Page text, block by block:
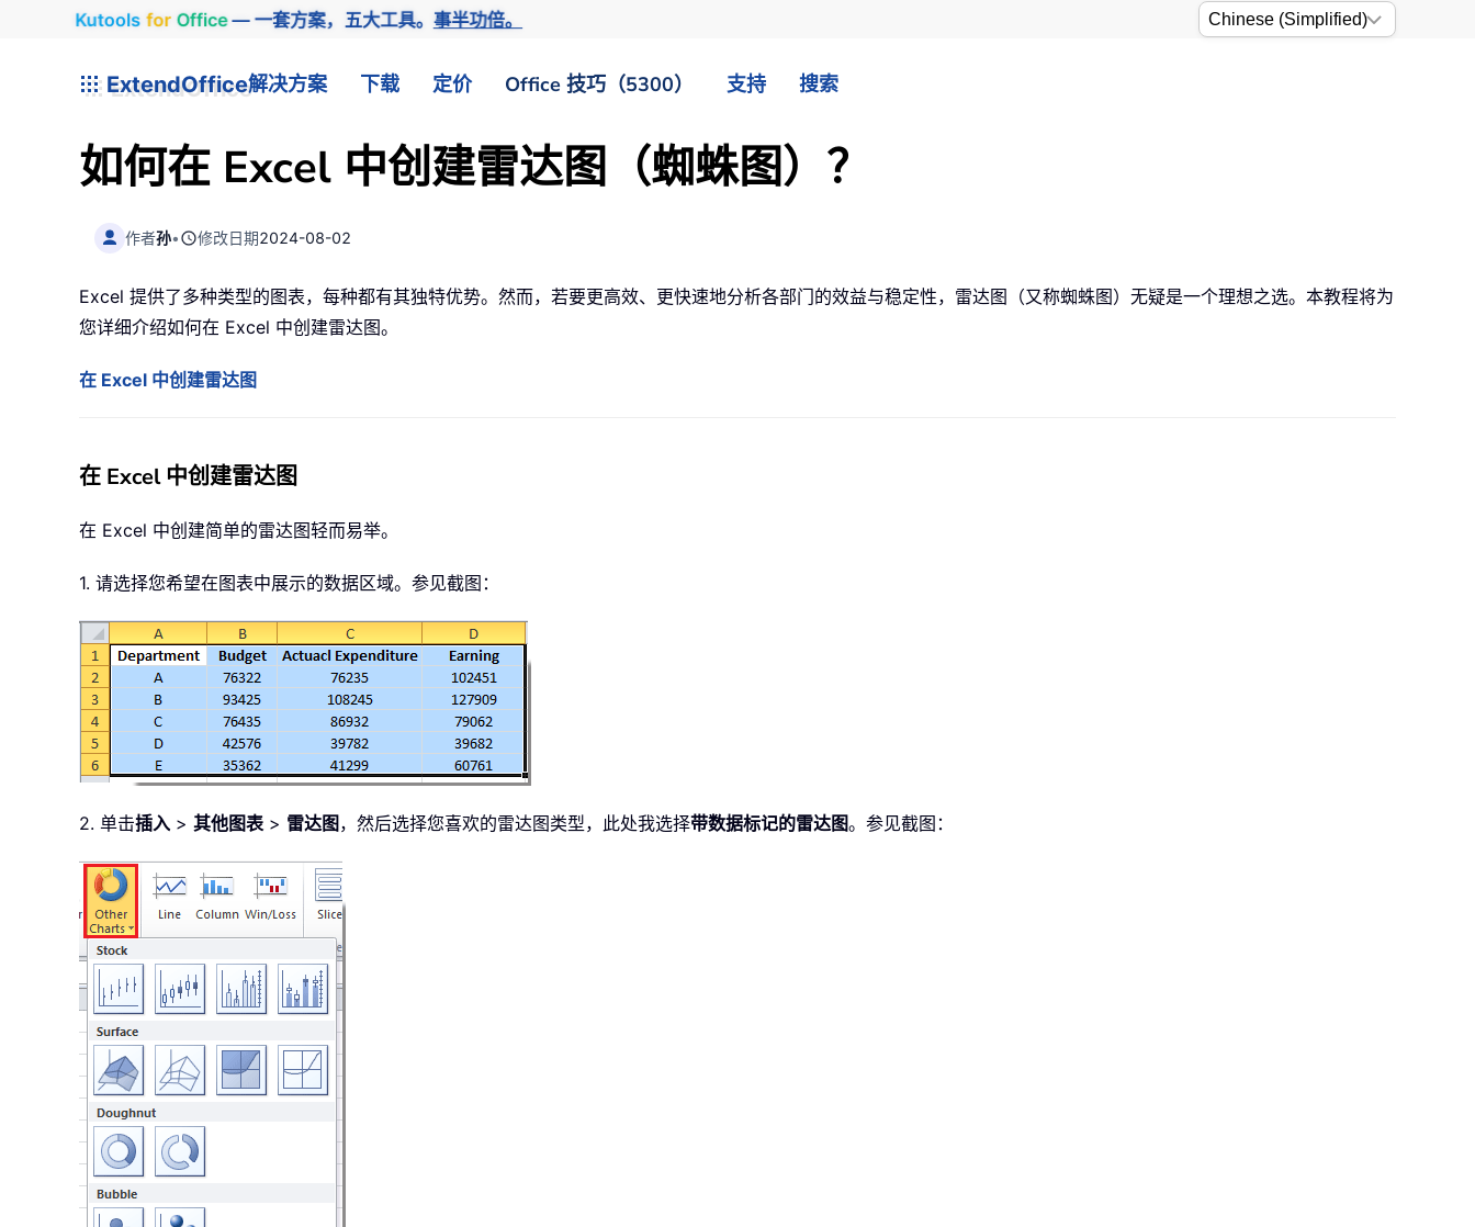
Kutools for Office— 一套方案，五大工具。事半功倍。
ExtendOffice解决方案 下载 定价 Office 技巧（5300） 支持 搜索
如何在 Excel 中创建雷达图（蜘蛛图）？
作者孙• 修改日期2024-08-02
Excel 提供了多种类型的图表，每种都有其独特优势。然而，若要更高效、更快速地分析各部门的效益与稳定性，雷达图（又称蜘蛛图）无疑是一个理想之选。本教程将为
您详细介绍如何在 Excel 中创建雷达图。
在 Excel 中创建雷达图
在 Excel 中创建雷达图
在 Excel 中创建简单的雷达图轻而易举。
1. 请选择您希望在图表中展示的数据区域。参见截图：
2. 单击插入 > 其他图表> 雷达图 ，然后选择您喜欢的雷达图类型，此处我选择带数据标记的雷达图。参见截图：